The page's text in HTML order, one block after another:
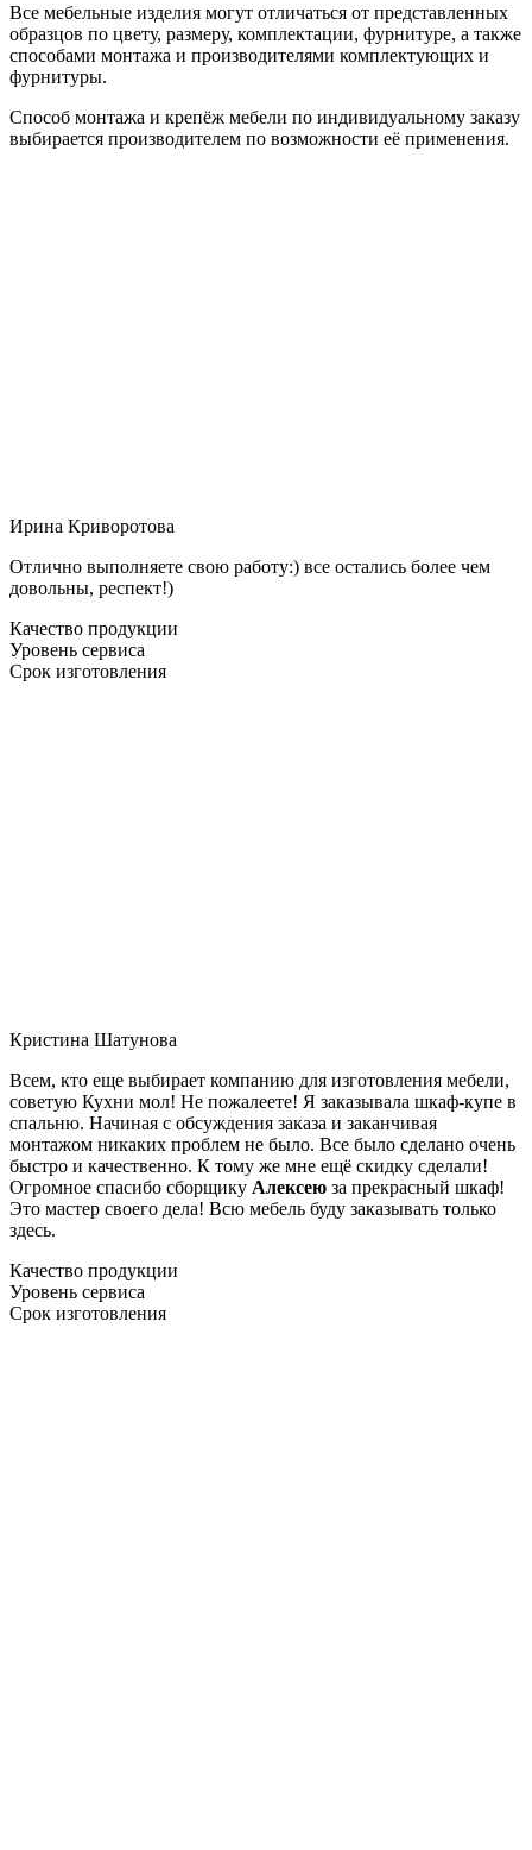
Все мебельные изделия могут отличаться от представленных
образцов по цвету, размеру, комплектации, фурнитуре, а также
способами монтажа и производителями комплектующих и
фурнитуры.
Способ монтажа и крепёж мебели по индивидуальному заказу
выбирается производителем по возможности её применения.
Ирина Криворотова
Отлично выполняете свою работу:) все остались более чем
довольны, респект!)
Качество продукции
Уровень сервиса
Срок изготовления
Кристина Шатунова
Всем, кто еще выбирает компанию для изготовления мебели,
советую Кухни мол! Не пожалеете! Я заказывала шкаф-купе в
спальню. Начиная с обсуждения заказа и заканчивая
монтажом никаких проблем не было. Все было сделано очень
быстро и качественно. К тому же мне ещё скидку сделали!
Огромное спасибо сборщику Алексею за прекрасный шкаф!
Это мастер своего дела! Всю мебель буду заказывать только
здесь.
Качество продукции
Уровень сервиса
Срок изготовления